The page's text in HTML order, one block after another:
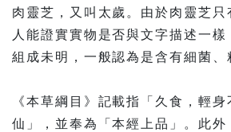
肉靈芝，又叫太歲。由於肉靈芝只
人能證實實物是否與文字描述一樣
組成未明，一般認為是含有細菌、
《本草綱目》記載指「久食，輕身
仙」，並奉為「本經上品」。此外